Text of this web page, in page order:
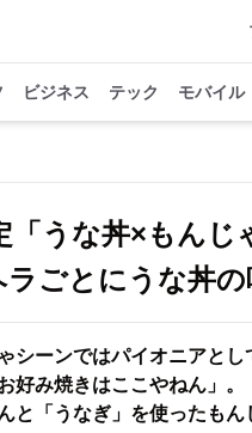
ビジネス テック モバイル
「うな丼×もんじ
ごとにうな丼の
シーンではパイオニアとし
お好み焼きはここやねん」。
と「うなぎ」を使ったもん